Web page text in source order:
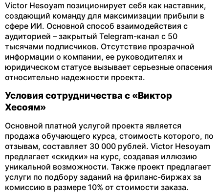
Victor Hesoyam позиционирует себя как наставник,
создающий команду для максимизации прибыли в
сфере ИИ. Основной способ взаимодействия с
аудиторией – закрытый Telegram-канал с 50
тысячами подписчиков. Отсутствие прозрачной
информации о компании, ее руководителях и
юридическом статусе вызывает серьезные опасения
относительно надежности проекта.
Условия сотрудничества с «Виктор
Хесоям»
Основной платной услугой проекта является
продажа обучающего курса, стоимость которого, по
отзывам, составляет 30 000 рублей. Victor Hesoyam
предлагает «скидки» на курс, создавая иллюзию
уникальной возможности. Также проект предлагает
услуги по подбору заданий на фриланс-биржах за
комиссию в размере 10% от стоимости заказа.